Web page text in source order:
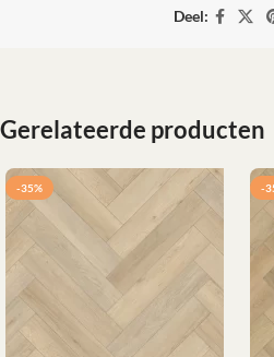
Deel:
Gerelateerde producten
-35% -